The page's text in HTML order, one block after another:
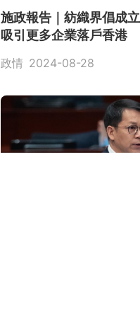
施政報告｜紡織界倡成
吸引更多企業落戶香港
政情 2024-08-28